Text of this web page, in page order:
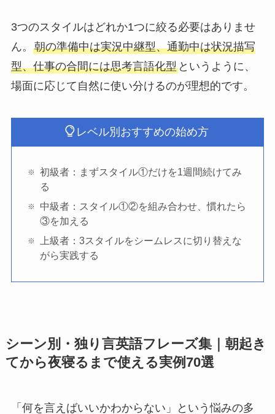
3つのスタイルはどれか1つに絞る必要はありませ
ん。 朝の準備中は実況中継型、通勤中は状況描写
型、仕事の合間には思考言語化型というように、
場面に応じて自然に使い分けるのが理想的です。
レベル別おすすめの始め方
初級者：まずスタイル①だけを1週間続けてみ
る
中級者：スタイル①②を組み合わせ、慣れたら
③を加える
上級者：3スタイルをシームレスに切り替えな
がら実践する
シーン別・独り言英語フレーズ集｜朝起き
てから夜寝るまで使える実例70選
「何を言えばいいかわからない」という悩みの多